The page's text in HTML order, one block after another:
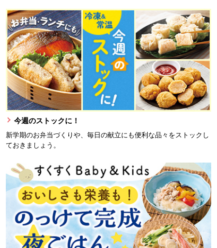
今週のストックに！
新学期のお弁当づくりや、毎日の献立にも便利な品々をストックし
ておきましょう。